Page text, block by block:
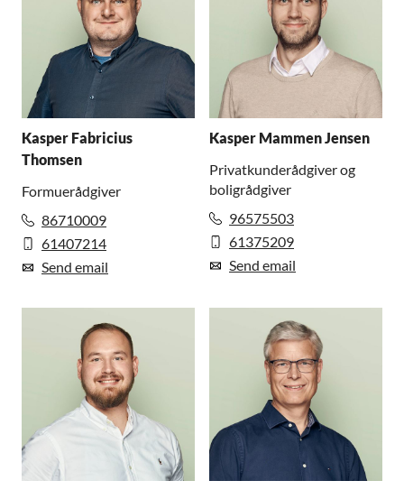
Kasper Fabricius
Thomsen
Formuerådgiver
86710009
61407214
Send email
Kasper Mammen Jensen
Privatkunderådgiver og
boligrådgiver
96575503
61375209
Send email